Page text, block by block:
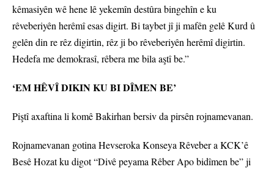
kêmasiyên wê hene lê yekemîn destûra bingehîn e ku
rêveberiyên herêmî esas digirt. Bi taybet jî ji mafên gelê Kurd û
gelên din re rêz digirtin, rêz ji bo rêveberiyên herêmî digirtin.
Hedefa me demokrasî, rêbera me bila aştî be.”
‘EM HÊVÎ DIKIN KU BI DÎMEN BE’
Piştî axaftina li komê Bakirhan bersiv da pirsên rojnamevanan.
Rojnamevanan gotina Hevseroka Konseya Rêveber a KCK’ê
Besê Hozat ku digot “Divê peyama Rêber Apo bidîmen be” ji